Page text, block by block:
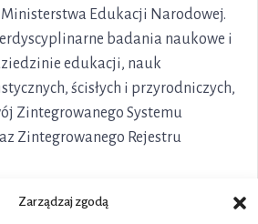
Zarządzaj zgodą
Ministerstwa Edukacji Narodowej.
badania naukowe i
edukacji, nauk
ścisłych i przyrodniczych,
Zintegrowanego Systemu
Zintegrowanego Rejestru